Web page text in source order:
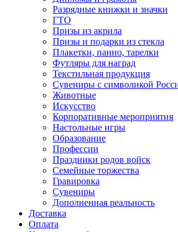
Разрядные книжки и значки
ГТО
Призы из акрила
Призы и подарки из стекла
Плакетки, панно, тарелки
Футляры для наград
Текстильная продукция
Сувениры с символикой
Животные
Искусство
Корпоративные мероприятия
Настольные игры
Образование
Профессии
Праздники родов войск
Семейные торжества
Гравировка
Сувениры
Дополненная реальность
Доставка
Оплата